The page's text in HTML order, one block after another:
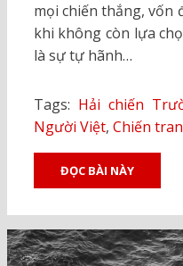
mọi chiến thắng, vốn
khi không còn lựa
là sự tự hãnh…
Tags: Hải chiến
Người Việt, Chiến
ĐỌC BÀI NÀY